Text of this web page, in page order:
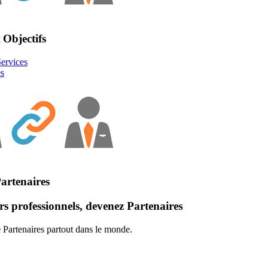
Objectifs
professionnels, devenez Partenaires
Partenaires partout dans le monde.